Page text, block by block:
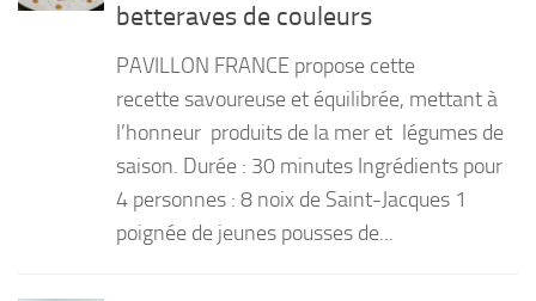
betteraves de couleurs
PAVILLON FRANCE propose cette
recette savoureuse et équilibrée, mettant à
l’honneur produits de la mer et légumes de
saison. Durée : 30 minutes Ingrédients pour
4 personnes : 8 noix de Saint-Jacques 1
poignée de jeunes pousses de...